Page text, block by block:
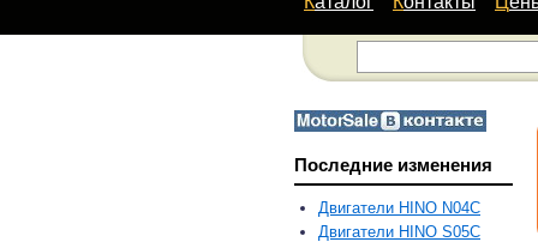
Последние изменения
Двигатели HINO N04C
Двигатели HINO S05C